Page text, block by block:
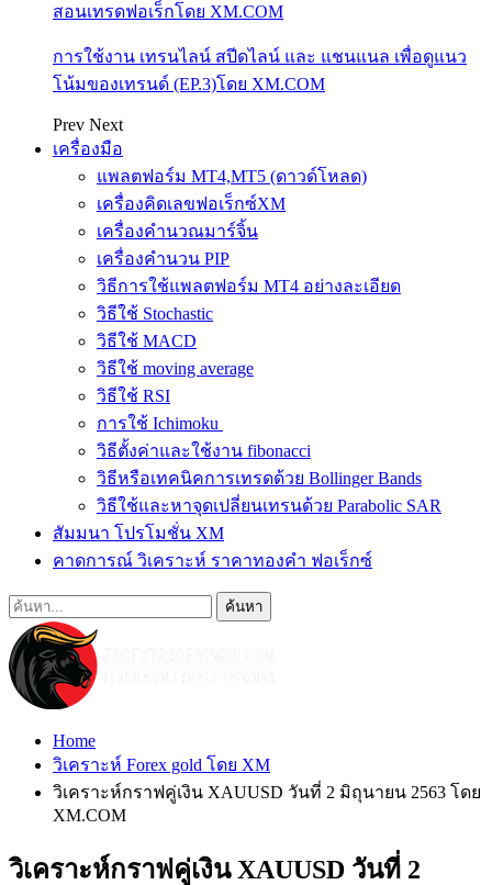
สอนเทรดฟอเร็กโดย XM.COM
การใช้งาน เทรนไลน์ สปีดไลน์ และ แชนแนล เพื่อดูแนว
โน้มของเทรนด์ (EP.3)โดย XM.COM
Prev Next
เครื่องมือ
แพลตฟอร์ม MT4,MT5 (ดาวด์โหลด)
เครื่องคิดเลขฟอเร็กซ์XM
เครื่องคำนวณมาร์จิ้น
เครื่องคำนวน PIP
วิธีการใช้แพลตฟอร์ม MT4 อย่างละเอียด
วิธีใช้ Stochastic
วิธีใช้ MACD
วิธีใช้ moving average
วิธีใช้ RSI
การใช้ Ichimoku
วิธีตั้งค่าและใช้งาน fibonacci
วิธีหรือเทคนิคการเทรดด้วย Bollinger Bands
วิธีใช้และหาจุดเปลี่ยนเทรนด้วย Parabolic SAR
สัมมนา โปรโมชั่น XM
คาดการณ์ วิเคราะห์ ราคาทองคำ ฟอเร็กซ์
Home
วิเคราะห์ Forex gold โดย XM
วิเคราะห์กราฟคู่เงิน XAUUSD วันที่ 2 มิถุนายน 2563 โดย
XM.COM
วิเคราะห์กราฟคู่เงิน XAUUSD วันที่ 2